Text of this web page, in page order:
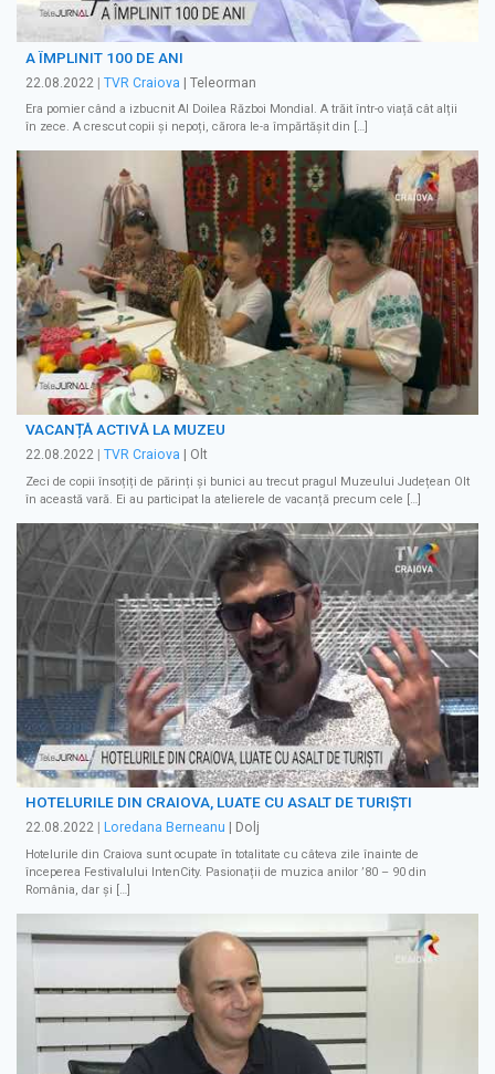
A ÎMPLINIT 100 DE ANI
22.08.2022 | TVR Craiova | Teleorman
Era pomier când a izbucnit Al Doilea Război Mondial. A trăit într-o viață cât alții
în zece. A crescut copii și nepoți, cărora le-a împărtășit din […]
VACANȚĂ ACTIVĂ LA MUZEU
22.08.2022 TVR Craiova | Olt
Zeci de copii însoțiți de părinți și bunici au trecut pragul Muzeului Județean Olt
în această vară. Ei au participat la atelierele de vacanță precum cele […]
HOTELURILE DIN CRAIOVA, LUATE CU ASALT DE TURIȘTI
22.08.2022 Loredana Berneanu | Dolj
Hotelurile din Craiova sunt ocupate în totalitate cu câteva zile înainte de
începerea Festivalului IntenCity. Pasionații de muzica anilor ’80 – 90 din
România, dar și […]